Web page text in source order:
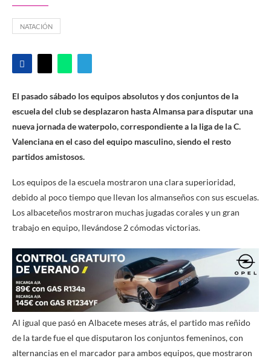
NATACIÓN
El pasado sábado los equipos absolutos y dos conjuntos de la
escuela del club se desplazaron hasta Almansa para disputar una
nueva jornada de waterpolo, correspondiente a la liga de la C.
Valenciana en el caso del equipo masculino, siendo el resto
partidos amistosos.
Los equipos de la escuela mostraron una clara superioridad,
debido al poco tiempo que llevan los almanseños con sus escuelas.
Los albaceteños mostraron muchas jugadas corales y un gran
trabajo en equipo, llevándose 2 cómodas victorias.
Al igual que pasó en Albacete meses atrás, el partido mas reñido
de la tarde fue el que disputaron los conjuntos femeninos, con
alternancias en el marcador para ambos equipos, que mostraron